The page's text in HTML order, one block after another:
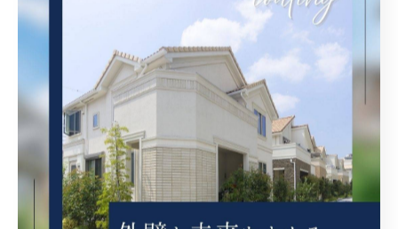
シール工事
クリヤ ベランダ簡易防水 茨木市
吹田市 タイル張り 守口市
外壁張り替え 瓦固定
漆喰工事 瓦差し替え 京都市
ブロック工事 高圧洗浄 解体 営業